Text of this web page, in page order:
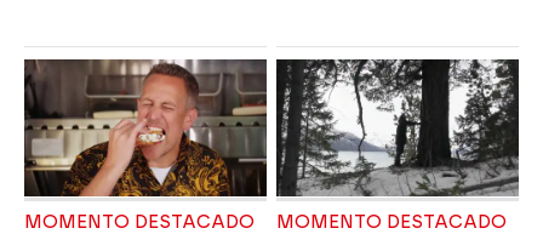
MOMENTO DESTACADO MOMENTO DESTACADO